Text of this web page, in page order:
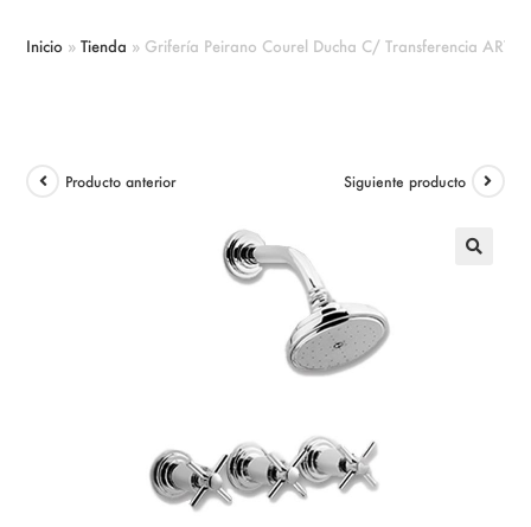
Inicio »Tienda » Grifería Peirano Courel Ducha C/ Transferencia ART
Producto anterior Siguiente producto